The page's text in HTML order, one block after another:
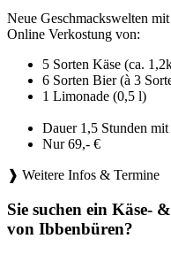
Neue Geschmackswelten
Online Verkostung von:
5 Sorten Käse (ca.
6 Sorten Bier (à 3
1 Limonade (0,5 l)
Dauer 1,5 Stunden
Nur 69,- €
❱ Weitere Infos & Termine
Sie suchen ein Käse-
von Ibbenbüren?